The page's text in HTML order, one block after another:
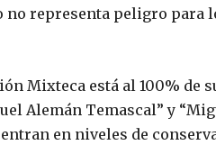
no representa peligro para
Mixteca está al 100% de
Alemán Temascal” y
en niveles de